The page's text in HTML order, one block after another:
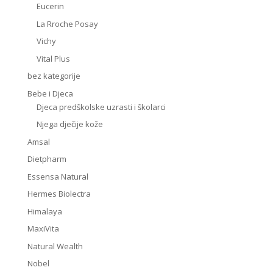
Eucerin
La Rroche Posay
Vichy
Vital Plus
bez kategorije
Bebe i Djeca
Djeca predškolske uzrasti i školarci
Njega dječije kože
Amsal
Dietpharm
Essensa Natural
Hermes Biolectra
Himalaya
MaxiVita
Natural Wealth
Nobel